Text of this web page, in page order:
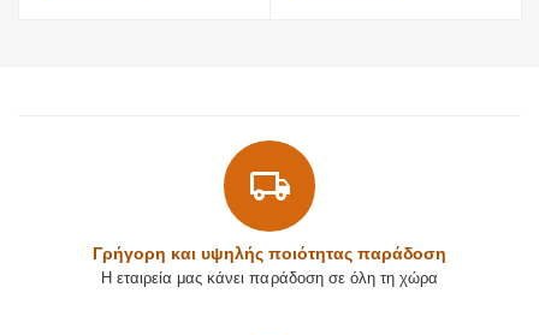
Γρήγορη και υψηλής ποιότητας παράδοση
Η εταιρεία μας κάνει παράδοση σε όλη τη χώρα